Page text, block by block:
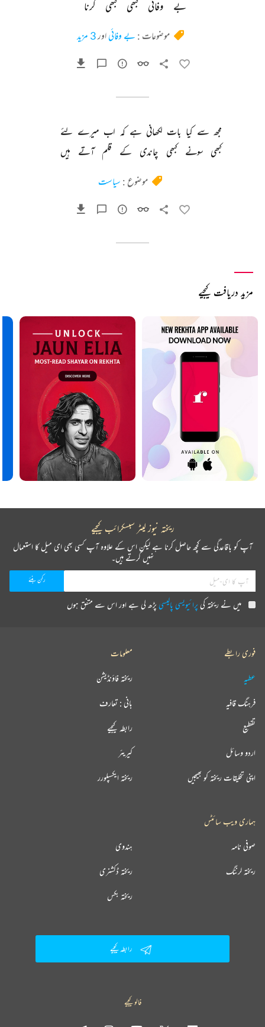
بے
وفائی کبھی کبھی کرنا
موضوعات : بے وفائیاور3 مزید
مجھ سے کیا بات لکھانی ہے کہ اب میرے لئے
کبھی
سونے کبھی چاندی کے قلم آتے ہیں
موضوع : سیاست
مزید دریافت کیجیے
ریختہ نیوز لیٹر سبسکرائب کیجیے
آپ کو باقاعدگی سے کچھ حاصل کرنا ہے لیکن اس کے علاوہ آپ کسی بھی ای میل کا استعمال
نہیں کرتے ہیں۔
میں نے ریختہ کیپرائیویسی پالیسیپڑھ لی ہے اور اس سے متفق ہوں
فوری رابطے
عطیہ
فرہنگ قافیہ
تقطیع
اردو وسائل
اپنی تخلیقات ریختہ کو بھیجیں
معلومات
ریختہ فاؤنڈیشن
بانی : تعارف
رابطہ کیجیے
کیریئر
ریختہ ایکسپلورر
ہماری ویب سائٹس
ہندوی صوفی نامہ
ریختہ ڈکشنری ریختہ لرننگ
ریختہ بکس
رابطہ کیجیے
فالو کیجیے